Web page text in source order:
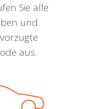
Sie alle
und
aus.